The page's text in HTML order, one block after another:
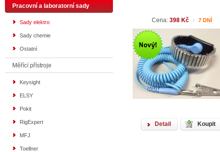
Pracovní a laboratorní sady
Sady elektro
Sady chemie
Ostatní
Měřící přístroje
Keysight
ELSY
Pokit
RigExpert
MFJ
Toellner
Cena: 398 Kč / 7 DNÍ
Detail Koupit